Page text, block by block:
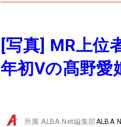
[写真] MR上
年初Vの髙野愛
所属ALBA Net編集部ALBA